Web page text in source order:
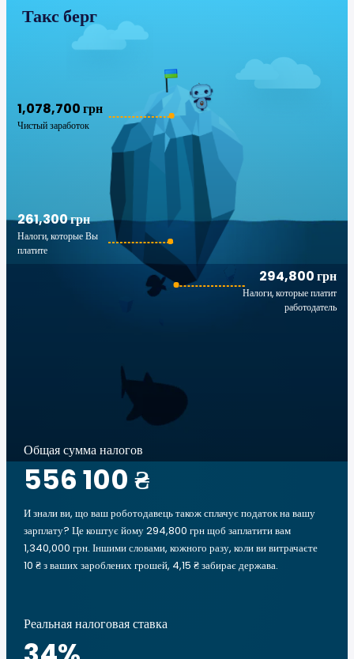
Такс берг
1,078,700 грн
Чистый заработок
294,800 грн
Налоги, которые платит
работодатель
261,300 грн
Налоги, которые Вы
платите
Общая сумма налогов
556 100 ₴
И знали ви, що ваш роботодавець також сплачує податок на вашу
зарплату? Це коштує йому 294,800 грн щоб заплатити вам
1,340,000 грн. Іншими словами, кожного разу, коли ви витрачаєте
10 ₴ з ваших зароблених грошей, 4,15 ₴ забирає держава.
Реальная налоговая ставка